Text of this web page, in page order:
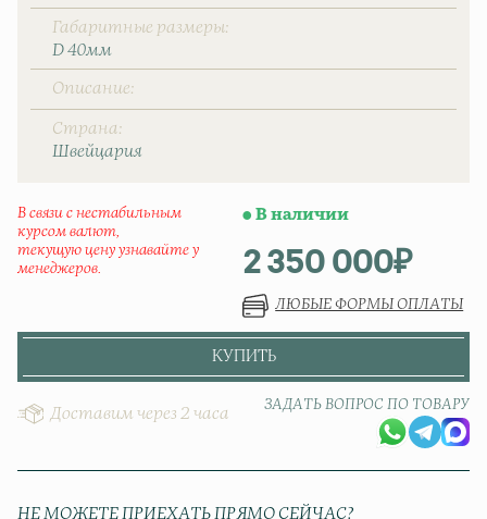
Габаритные размеры
D 40мм
Описание
Страна
Швейцаpия
В связи с нестабильным
курсом валют,
текущую цену узнавайте у
менеджеров.
2 350 000₽
В наличии
ЛЮБЫЕ ФОРМЫ ОПЛАТЫ
КУПИТЬ
Доставим через 2 часа
ЗАДАТЬ ВОПРОС ПО ТОВАРУ
НЕ МОЖЕТЕ ПРИЕХАТЬ ПРЯМО СЕЙЧАС?